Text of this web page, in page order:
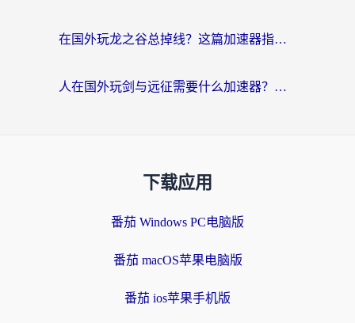
在国外玩龙之谷总掉线？这篇加速器指南帮你告别延迟卡顿！
人在国外玩剑与远征需要什么加速器？老玩家亲测的避坑指南来了
下载应用
番茄 Windows PC电脑版
番茄 macOS苹果电脑版
番茄 ios苹果手机版